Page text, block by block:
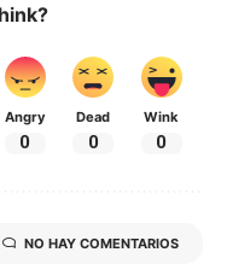
Angry
0
Dead
0
Wink
0
NO HAY COMENTARIOS